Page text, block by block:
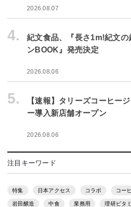
2026.08.07
4.
紀文食品、『長さ1m!紀文の
ンBOOK』発売決定
2026.08.06
5.
【速報】タリーズコーヒー
ー導入新店舗オープン
2026.08.06
注目キーワード
特集 日本アクセス コラボ コー
岩田醸造 中食 業務用 理研ビタ